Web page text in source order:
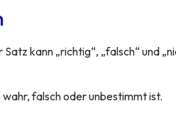
kann „richtig“, „falsch“ und
falsch oder unbestimmt ist.